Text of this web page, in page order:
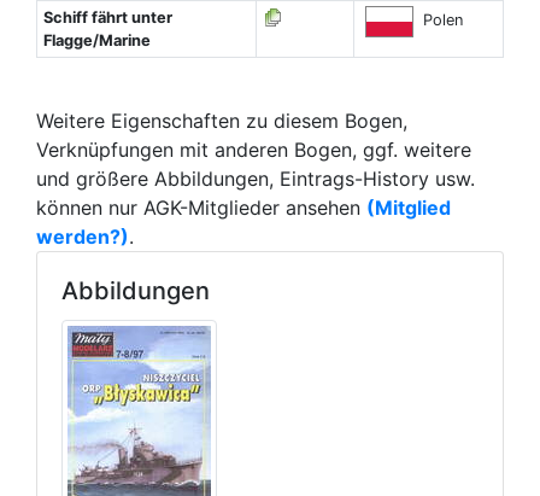
Schiff fährt unter
Flagge/Marine
Polen
Weitere Eigenschaften zu diesem Bogen,
Verknüpfungen mit anderen Bogen, ggf. weitere
und größere Abbildungen, Eintrags-History usw.
können nur AGK-Mitglieder ansehen (Mitglied
werden?).
Abbildungen